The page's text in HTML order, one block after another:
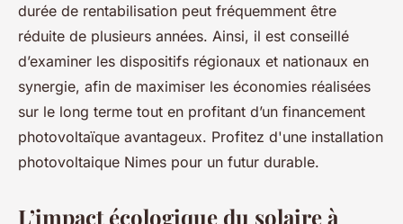
durée de rentabilisation peut fréquemment être
réduite de plusieurs années. Ainsi, il est conseillé
d’examiner les dispositifs régionaux et nationaux en
synergie, afin de maximiser les économies réalisées
sur le long terme tout en profitant d’un financement
photovoltaïque avantageux. Profitez d'une installation
photovoltaique Nimes pour un futur durable.
L’impact écologique du solaire à